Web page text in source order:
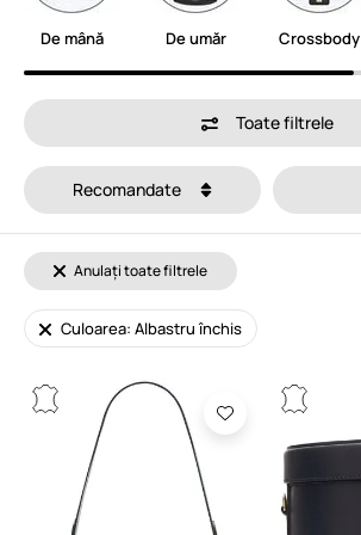
De mână De umăr Crossbody
Toate filtrele
Recomandate
Anulați toate filtrele
Culoarea: Albastru închis